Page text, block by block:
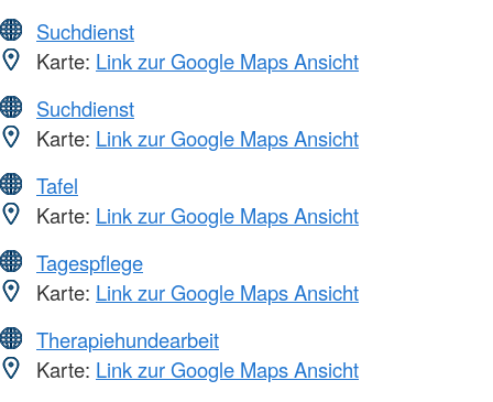
Suchdienst
Karte: Link zur Google Maps Ansicht
Suchdienst
Karte: Link zur Google Maps Ansicht
Tafel
Karte: Link zur Google Maps Ansicht
Tagespflege
Karte: Link zur Google Maps Ansicht
Therapiehundearbeit
Karte: Link zur Google Maps Ansicht